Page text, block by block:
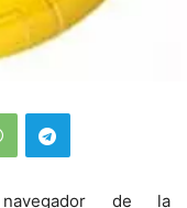
de la